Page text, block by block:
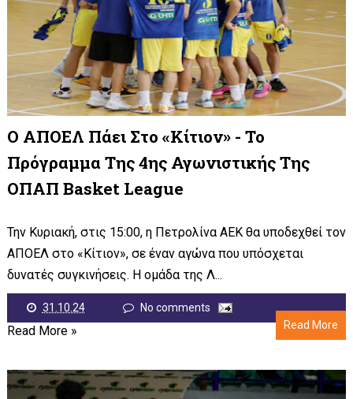
Ο ΑΠΟΕΛ Πάει Στο «Κίτιον» - Το
Πρόγραμμα Της 4ης Αγωνιστικής Της
ΟΠΑΠ Basket League
Την Κυριακή, στις 15:00, η Πετρολίνα ΑΕΚ θα υποδεχθεί τον
ΑΠΟΕΛ στο «Κίτιον», σε έναν αγώνα που υπόσχεται
δυνατές συγκινήσεις. Η ομάδα της Λ...
31.10.24
No comments
Read More
Read More »